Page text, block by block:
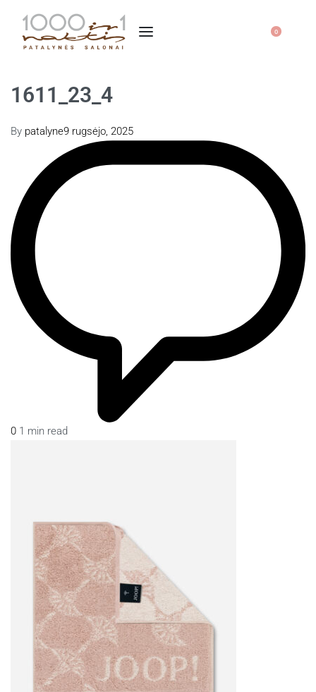
0
1611_23_4
By patalyne9 rugsėjo, 2025
0 1 min read